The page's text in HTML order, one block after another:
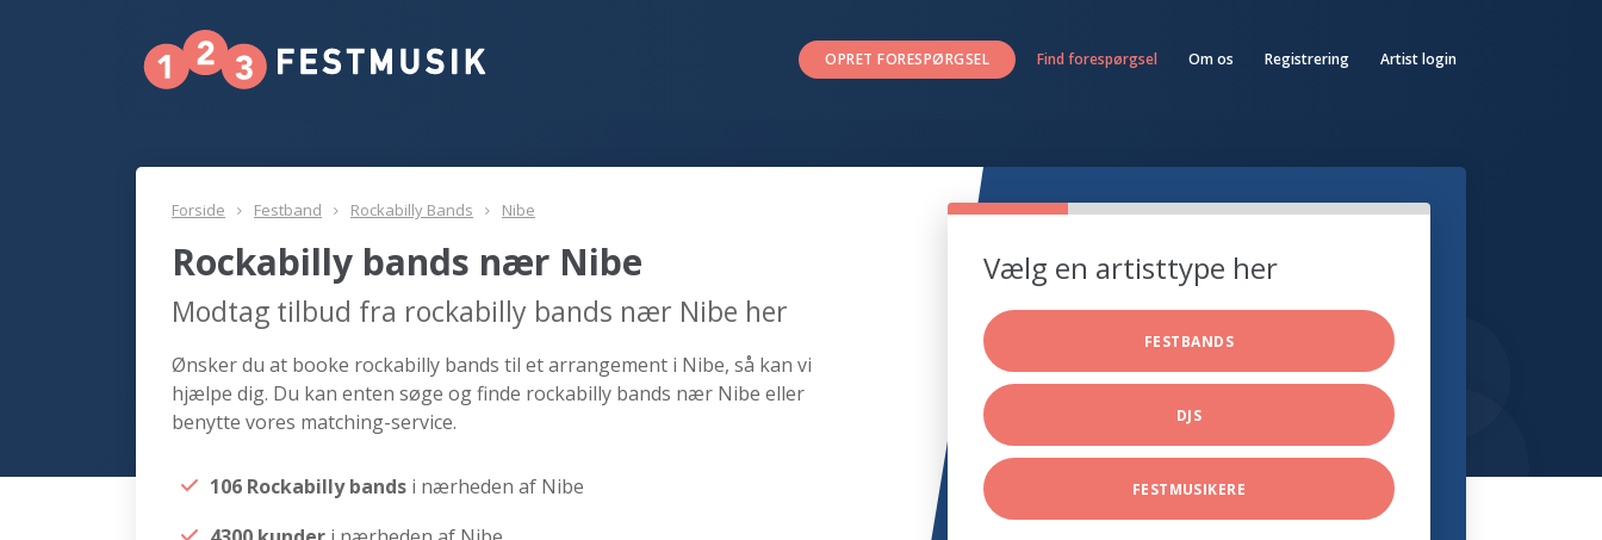
OPRET FORESPØRGSEL Find forespørgsel Om os Registrering Artist login
Forside Festband Rockabilly Bands Nibe
Rockabilly bands nær Nibe
Modtag tilbud fra rockabilly bands nær Nibe her
Ønsker du at booke rockabilly bands til et arrangement i Nibe, så kan vi
hjælpe dig. Du kan enten søge og finde rockabilly bands nær Nibe eller
benytte vores matching-service.
106 Rockabilly bands i nærheden af Nibe
Vælg en artisttype her
FESTBANDS
DJS
FESTMUSIKERE